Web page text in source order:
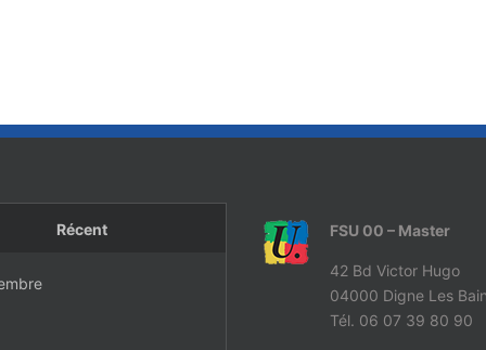
Récent FSU 00 – Master
42 Bd Victor Hugo
04000 Digne Les
Tél. 06 07 39 80 90